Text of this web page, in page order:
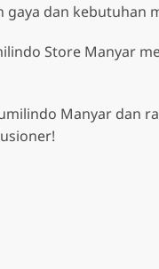
dan kebutuhan
Store Manyar
Manyar dan